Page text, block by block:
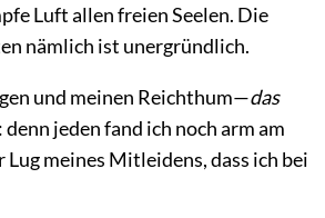
Luft allen freien Seelen. Die
nämlich ist unergründlich.
und meinen Reichthum—das
jeden fand ich noch arm am
Lug meines Mitleidens, dass ich bei